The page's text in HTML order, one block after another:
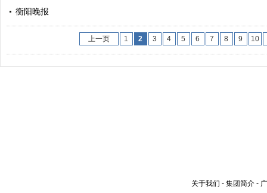
衡阳晚报
上一页 1 2 3 4 5 6 7 8 9 10
关于我们 - 集团简介 -